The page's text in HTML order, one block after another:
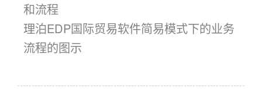
和流程
理泊EDP国际贸易软件简易模式下的业务
流程的图示